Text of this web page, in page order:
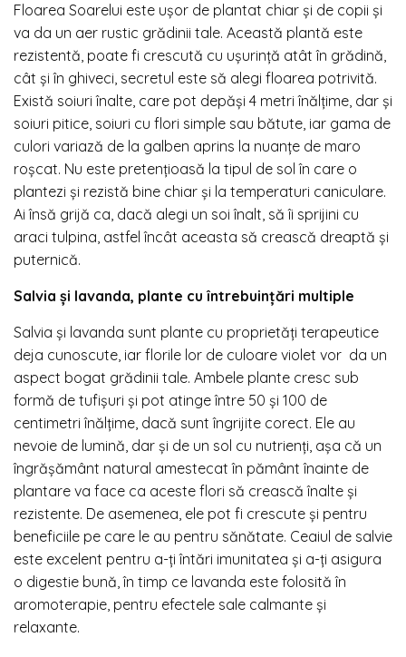
Floarea Soarelui este ușor de plantat chiar și de copii și
va da un aer rustic grădinii tale. Această plantă este
rezistentă, poate fi crescută cu ușurință atât în grădină,
cât și în ghiveci, secretul este să alegi floarea potrivită.
Există soiuri înalte, care pot depăși 4 metri înălțime, dar și
soiuri pitice, soiuri cu flori simple sau bătute, iar gama de
culori variază de la galben aprins la nuanțe de maro
roșcat. Nu este pretențioasă la tipul de sol în care o
plantezi și rezistă bine chiar și la temperaturi caniculare.
Ai însă grijă ca, dacă alegi un soi înalt, să îi sprijini cu
araci tulpina, astfel încât aceasta să crească dreaptă și
puternică.
Salvia și lavanda, plante cu întrebuințări multiple
Salvia și lavanda sunt plante cu proprietăți terapeutice
deja cunoscute, iar florile lor de culoare violet vor da un
aspect bogat grădinii tale. Ambele plante cresc sub
formă de tufișuri și pot atinge între 50 și 100 de
centimetri înălțime, dacă sunt îngrijite corect. Ele au
nevoie de lumină, dar și de un sol cu nutrienți, așa că un
îngrășământ natural amestecat în pământ înainte de
plantare va face ca aceste flori să crească înalte și
rezistente. De asemenea, ele pot fi crescute și pentru
beneficiile pe care le au pentru sănătate. Ceaiul de salvie
este excelent pentru a-ți întări imunitatea și a-ți asigura
o digestie bună, în timp ce lavanda este folosită în
aromoterapie, pentru efectele sale calmante și
relaxante.